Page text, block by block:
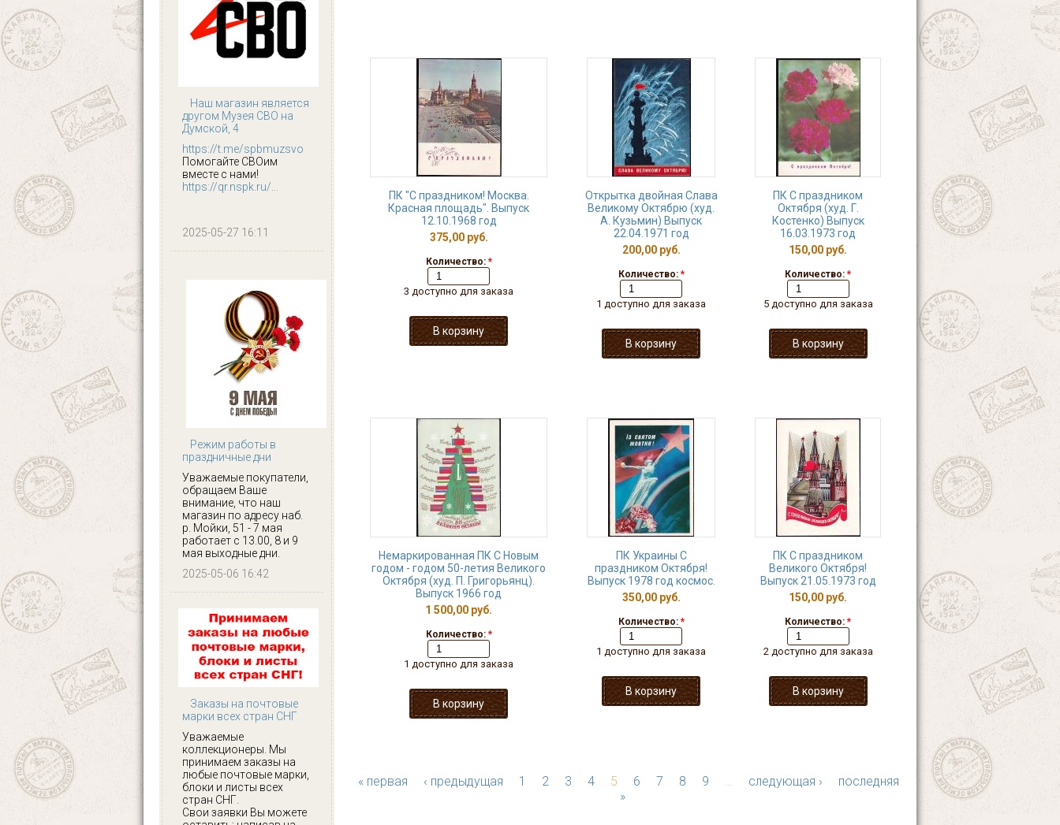
Наш магазин является
другом Музея СВО на
Думской, 4
https://t.me/spbmuzsvo
Помогайте СВОим
вместе с нами!
https://qr.nspk.ru/...
2025-05-27 16:11
Режим работы в
праздничные дни
Уважаемые покупатели,
обращаем Ваше
внимание, что наш
магазин по адресу наб.
р. Мойки, 51 - 7 мая
работает с 13.00, 8 и 9
мая выходные дни.
2025-05-06 16:42
Заказы на почтовые
марки всех стран СНГ
Уважаемые
коллекционеры. Мы
принимаем заказы на
любые почтовые марки,
блоки и листы всех
стран СНГ.
Свои заявки Вы можете
ПК "С праздником! Москва.
Красная площадь". Выпуск
12.10.1968 год
375,00 руб.
Количество: *
3 доступно для заказа
Открытка двойная Слава
Великому Октябрю (худ.
А. Кузьмин) Выпуск
22.04.1971 год
200,00 руб.
Количество: *
1 доступно для заказа
ПК С праздником
Октября (худ. Г.
Костенко) Выпуск
16.03.1973 год
150,00 руб.
Количество: *
5 доступно для заказа
Немаркированная ПК С Новым
годом - годом 50-летия Великого
Октября (худ. П. Григорьянц).
Выпуск 1966 год
1 500,00 руб.
Количество: *
1 доступно для заказа
ПК Украины С
праздником Октября!
Выпуск 1978 год космос.
350,00 руб.
Количество: *
1 доступно для заказа
ПК С праздником
Великого Октября!
Выпуск 21.05.1973 год
150,00 руб.
Количество: *
2 доступно для заказа
« первая ‹ предыдущая 1 2 3 4 5 6 7 8 9 … следующая ›
последняя
»